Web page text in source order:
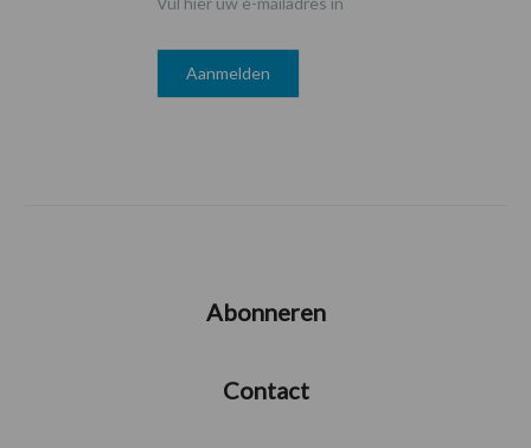
Abonneren
Contact